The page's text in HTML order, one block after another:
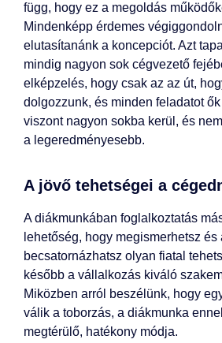
függ, hogy ez a megoldás
Mindenképp érdemes
elutasítanánk a koncepciót. Azt
mindig nagyon sok cégvezető
elképzelés, hogy csak az az út,
dolgozzunk, és minden feladatot
viszont nagyon sokba kerül, és
a legeredményesebb.
A jövő tehetségei a
A diákmunkában foglalkoztatás
lehetőség, hogy megismerhetsz és
becsatornázhatsz olyan fiatal
később a vállalkozás kiváló
Miközben arról beszélünk, hogy
válik a toborzás, a diákmunka
megtérülő, hatékony módja.